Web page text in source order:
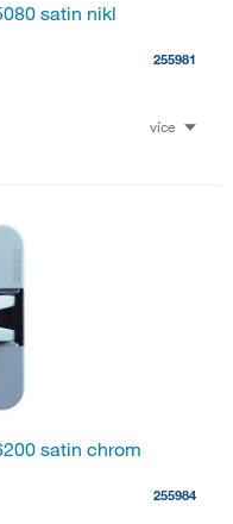
satin nikl
255981
více
satin chrom
255984